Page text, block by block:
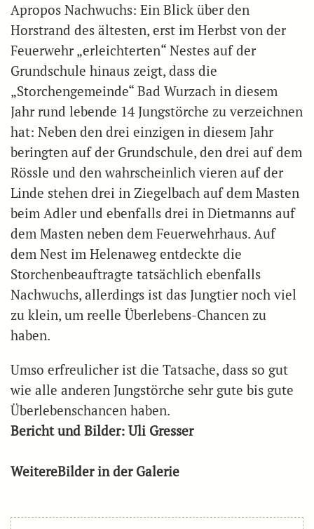
Apropos Nachwuchs: Ein Blick über den
Horstrand des ältesten, erst im Herbst von der
Feuerwehr „erleichterten“ Nestes auf der
Grundschule hinaus zeigt, dass die
„Storchengemeinde“ Bad Wurzach in diesem
Jahr rund lebende 14 Jungstörche zu verzeichnen
hat: Neben den drei einzigen in diesem Jahr
beringten auf der Grundschule, den drei auf dem
Rössle und den wahrscheinlich vieren auf der
Linde stehen drei in Ziegelbach auf dem Masten
beim Adler und ebenfalls drei in Dietmanns auf
dem Masten neben dem Feuerwehrhaus. Auf
dem Nest im Helenaweg entdeckte die
Storchenbeauftragte tatsächlich ebenfalls
Nachwuchs, allerdings ist das Jungtier noch viel
zu klein, um reelle Überlebens-Chancen zu
haben.
Umso erfreulicher ist die Tatsache, dass so gut
wie alle anderen Jungstörche sehr gute bis gute
Überlebenschancen haben.
Bericht und Bilder: Uli Gresser
WeitereBilder in der Galerie